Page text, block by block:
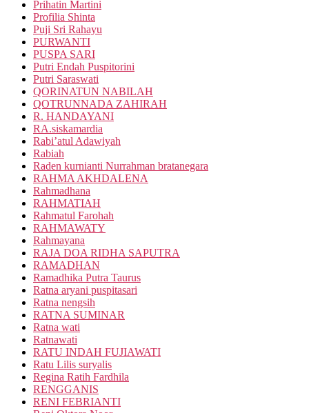
Prihatin Martini
Profilia Shinta
Puji Sri Rahayu
PURWANTI
PUSPA SARI
Putri Endah Puspitorini
Putri Saraswati
QORINATUN NABILAH
QOTRUNNADA ZAHIRAH
R. HANDAYANI
RA.siskamardia
Rabi’atul Adawiyah
Rabiah
Raden kurnianti Nurrahman bratanegara
RAHMA AKHDALENA
Rahmadhana
RAHMATIAH
Rahmatul Farohah
RAHMAWATY
Rahmayana
RAJA DOA RIDHA SAPUTRA
RAMADHAN
Ramadhika Putra Taurus
Ratna aryani puspitasari
Ratna nengsih
RATNA SUMINAR
Ratna wati
Ratnawati
RATU INDAH FUJIAWATI
Ratu Lilis suryalis
Regina Ratih Fardhila
RENGGANIS
RENI FEBRIANTI